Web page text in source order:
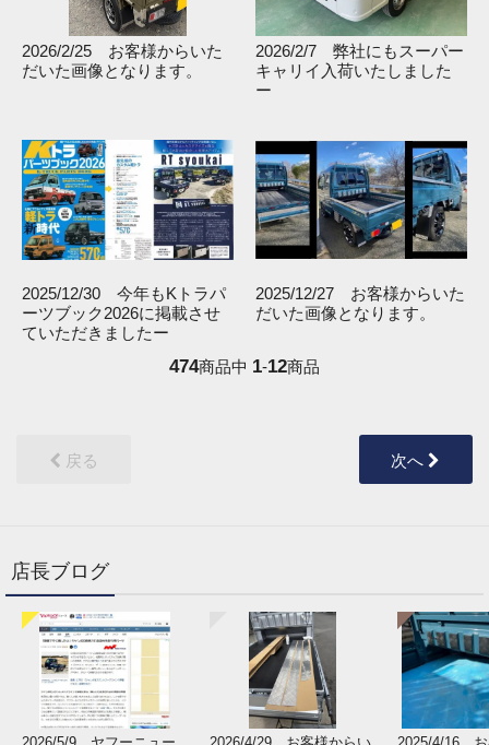
2026/2/25 お客様からいた
だいた画像となります。
2026/2/7 弊社にもスーパー
キャリイ入荷いたしました
ー
2025/12/30 今年もKトラパ
ーツブック2026に掲載させ
ていただきましたー
2025/12/27 お客様からいた
だいた画像となります。
474商品中 1-12商品
戻る 次へ
店長ブログ